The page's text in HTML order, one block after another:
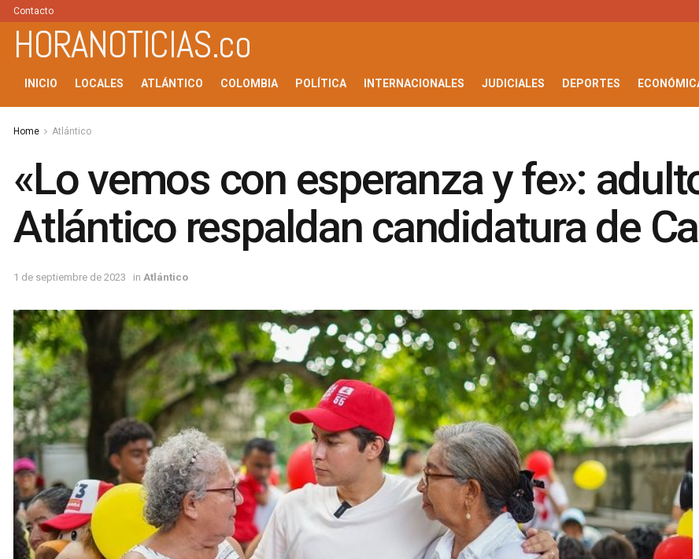
Contacto
HORANOTICIAS.co
INICIO LOCALES ATLÁNTICO COLOMBIA POLÍTICA INTERNACIONALES JUDICIALES DEPORTES
Home Atlántico
«Lo vemos con esperanza y fe»:
Atlántico respaldan candidatura de
1 de septiembre de 2023 in Atlántico